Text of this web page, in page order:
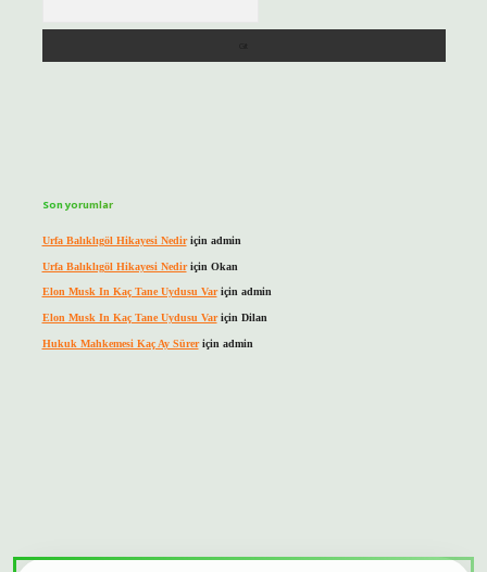
Son yorumlar
Urfa Balıklıgöl Hikayesi Nediriçin admin
Urfa Balıklıgöl Hikayesi Nediriçin Okan
Elon Musk In Kaç Tane Uydusu Variçin admin
Elon Musk In Kaç Tane Uydusu Variçin Dilan
Hukuk Mahkemesi Kaç Ay Süreriçin admin